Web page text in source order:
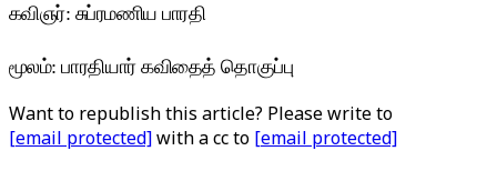
கவிஞர்: சுப்ரமணிய பாரதி
மூலம்: பாரதியார் கவிதைத் தொகுப்பு
Want to republish this article? Please write to
[email protected]with a cc to [email protected]